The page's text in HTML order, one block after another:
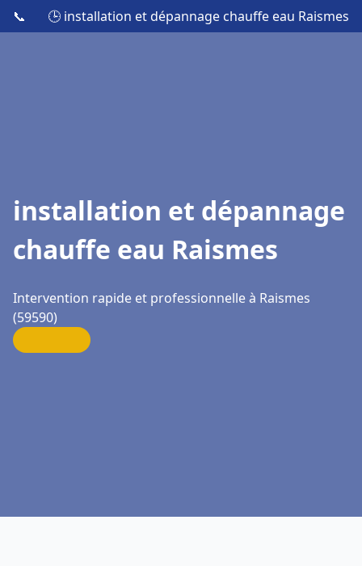
📞 🕒 installation et dépannage chauffe eau Raismes
installation et dépannage
chauffe eau Raismes
Intervention rapide et professionnelle à Raismes
(59590)